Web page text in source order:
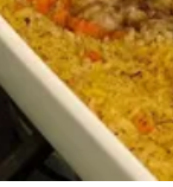
Wojna na
Świat